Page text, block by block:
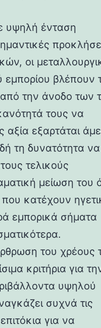
υψηλή ένταση
οι
εμπορίου βλέπουν
την άνοδο των
τους να
αξία εξαρτάται
τη δυνατότητα να
τελικούς
μείωση του
κατέχουν
εμπορικά σήματα
του χρέους
κριτήρια για
υψηλού
συχνά τις
για να